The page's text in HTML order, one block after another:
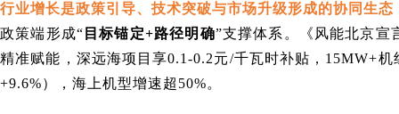
行业增长是政策引导、技术突破与市场升级形成的协同生
政策端形成“ 目标锚定+路径明确”支撑体系。《风能北京宣
精准赋能 ， 深远海项目享0.1-0.2元/千瓦时补贴，15MW+
+9.6%），海上机型增速超50%。